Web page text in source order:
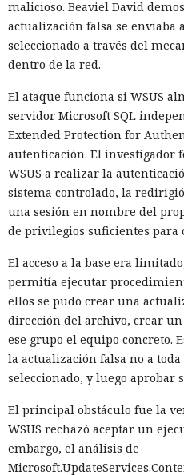
malicioso. Beaviel David
actualización falsa se enviaba
seleccionado a través del
dentro de la red.
El ataque funciona si WSUS
servidor Microsoft SQL
Extended Protection for
autenticación. El investigador
WSUS a realizar la
sistema controlado, la
una sesión en nombre del
de privilegios suficientes para
El acceso a la base era
permitía ejecutar
ellos se pudo crear una
dirección del archivo, crear
ese grupo el equipo concreto.
la actualización falsa no a
seleccionado, y luego aprobar
El principal obstáculo fue la
WSUS rechazó aceptar un
embargo, el análisis de